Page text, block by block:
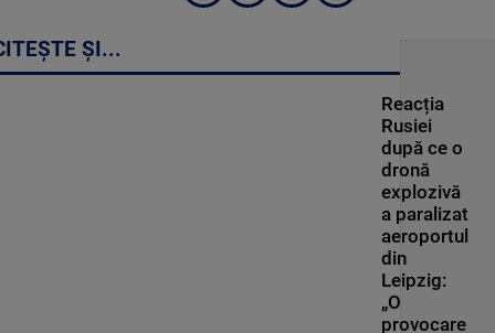
ȘI...
Reacția
Rusiei
după ce o
dronă
explozivă
a paralizat
aeroportul
din
Leipzig:
„O
provocare